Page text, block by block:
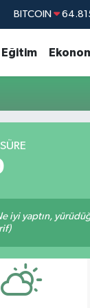
BITCOIN
GRAM ALTIN
Eğitim
iyi yaptın,